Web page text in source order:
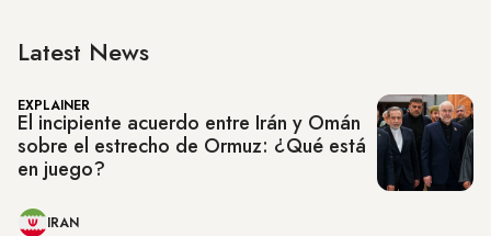
Latest News
EXPLAINER
El incipiente acuerdo entre Irán y Omán
sobre el estrecho de Ormuz: ¿Qué está
en juego?
IRAN